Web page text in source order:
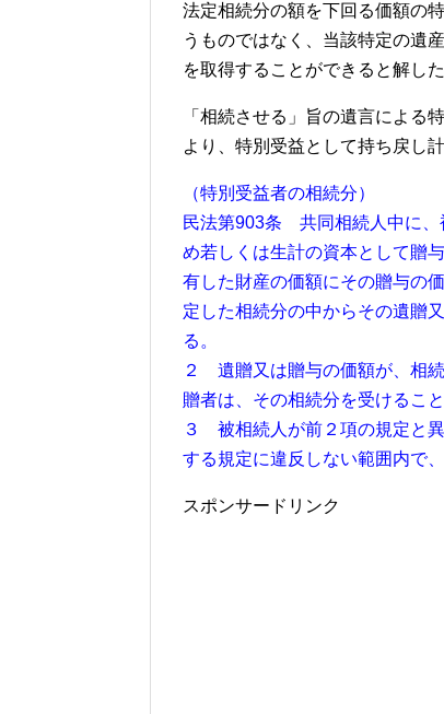
法定相続分の額を下回る価額の
うものではなく、当該特定の遺
を取得することができると解し
「相続させる」旨の遺言による
より、特別受益として持ち戻し
（特別受益者の相続分）
民法第903条 共同相続人中に、
め若しくは生計の資本として贈
有した財産の価額にその贈与の
定した相続分の中からその遺贈
る。
２ 遺贈又は贈与の価額が、相
贈者は、その相続分を受けること
３ 被相続人が前２項の規定と
する規定に違反しない範囲内で
スポンサードリンク